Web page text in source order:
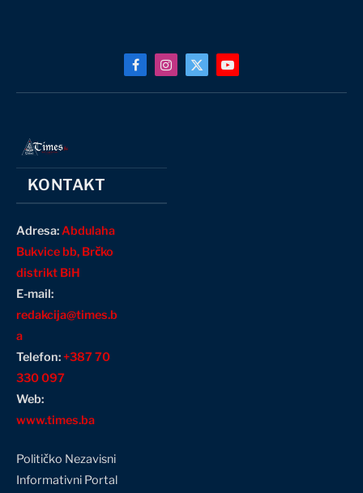
FacebookInstagram
X
(Twitter)
YouTube
KONTAKT
Adresa:Abdulaha
Bukvice bb, Brčko
distrikt BiH
E-mail:
redakcija@times.b
a
Telefon:+387 70
330 097
Web:
www.times.ba
Političko Nezavisni
Informativni Portal